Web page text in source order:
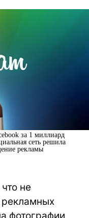
за 1 миллиард
сеть решила
рекламы
не
фотографии